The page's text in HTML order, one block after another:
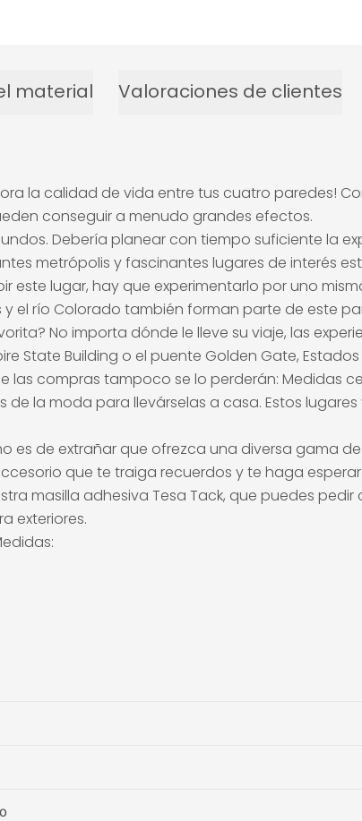
material Valoraciones de clientes
la calidad de vida entre tus cuatro paredes!
conseguir a menudo grandes efectos.
Debería planear con tiempo suficiente la
metrópolis y fascinantes lugares de interés
este lugar, hay que experimentarlo por uno
el río Colorado también forman parte de este
No importa dónde le lleve su viaje, las
State Building o el puente Golden Gate,
las compras tampoco se lo perderán: Medidas
la moda para llevárselas a casa. Estos
es de extrañar que ofrezca una diversa gama
que te traiga recuerdos y te haga
masilla adhesiva Tesa Tack, que puedes
exteriores.